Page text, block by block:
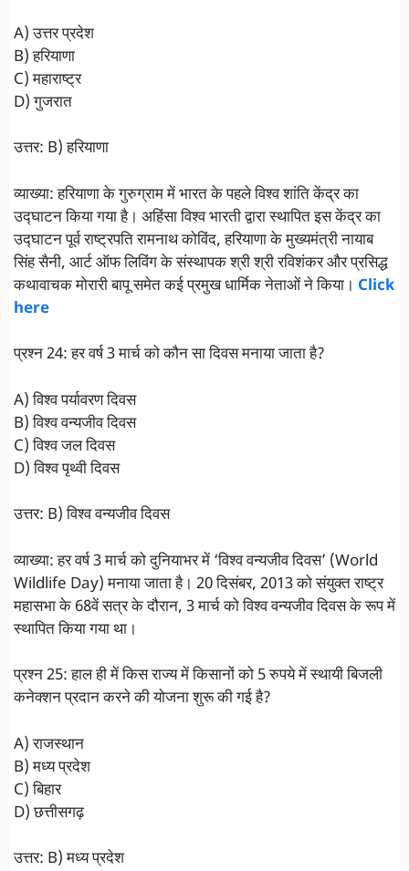
A) उत्तर प्रदेश
B) हरियाणा
C) महाराष्ट्र
D) गुजरात
उत्तर: B) हरियाणा
व्याख्या: हरियाणा के गुरुग्राम में भारत के पहले विश्व शांति केंद्र का
उद्घाटन किया गया है। अहिंसा विश्व भारती द्वारा स्थापित इस केंद्र का
उद्घाटन पूर्व राष्ट्रपति रामनाथ कोविंद, हरियाणा के मुख्यमंत्री नायाब
सिंह सैनी, आर्ट ऑफ लिविंग के संस्थापक श्री श्री रविशंकर और प्रसिद्ध
कथावाचक मोरारी बापू समेत कई प्रमुख धार्मिक नेताओं ने किया। Click
here
प्रश्न 24: हर वर्ष 3 मार्च को कौन सा दिवस मनाया जाता है?
A) विश्व पर्यावरण दिवस
B) विश्व वन्यजीव दिवस
C) विश्व जल दिवस
D) विश्व पृथ्वी दिवस
उत्तर: B) विश्व वन्यजीव दिवस
व्याख्या: हर वर्ष 3 मार्च को दुनियाभर में ‘विश्व वन्यजीव दिवस’ (World
Wildlife Day) मनाया जाता है। 20 दिसंबर, 2013 को संयुक्त राष्ट्र
महासभा के 68वें सत्र के दौरान, 3 मार्च को विश्व वन्यजीव दिवस के रूप में
स्थापित किया गया था।
प्रश्न 25: हाल ही में किस राज्य में किसानों को 5 रुपये में स्थायी बिजली
कनेक्शन प्रदान करने की योजना शुरू की गई है?
A) राजस्थान
B) मध्य प्रदेश
C) बिहार
D) छत्तीसगढ़
उत्तर: B) मध्य प्रदेश